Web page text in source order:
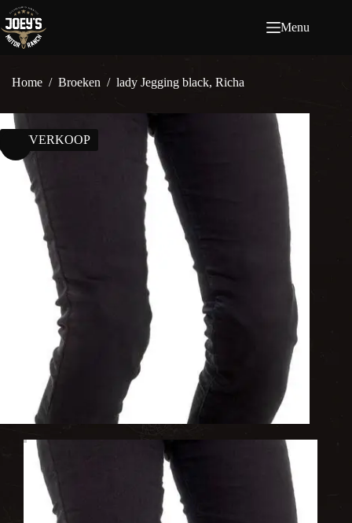
naar
de
inhoud
Menu
Home / Broeken / lady Jegging black, Richa
UITVERKOOP